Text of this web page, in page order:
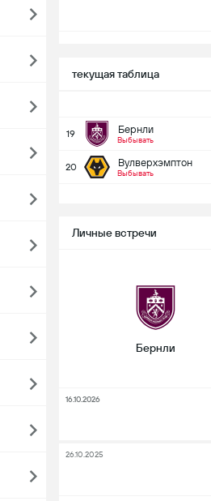
текущая таблица
19 Бернли
Выбывать
20 Вулверхэмптон
Выбывать
Личные встречи
Бернли
16.10.2026
26.10.2025